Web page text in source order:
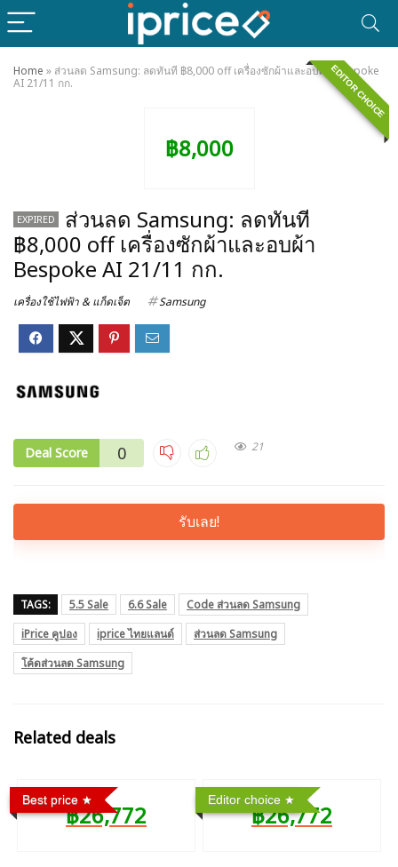
Home » ส่วนลด Samsung: ลดทันที ฿8,000 off เครื่องซักผ้าและอบผ้า Bespoke
AI 21/11 กก.
EDITOR CHOICE
฿8,000
EXPIRED
ส่วนลด Samsung: ลดทันที
฿8,000 off เครื่องซักผ้าและอบผ้า
Bespoke AI 21/11 กก.
เครื่องใช้ไฟฟ้า & แก็ดเจ็ต Samsung
Deal Score 0 21
รับเลย!
TAGS: 5.5 Sale 6.6 Sale
Code ส่วนลด Samsung
iPrice คูปอง
iprice ไทยแลนด์
ส่วนลด Samsung
โค้ดส่วนลด Samsung
Related deals
Best price
฿26,772
Editor choice
฿26,772